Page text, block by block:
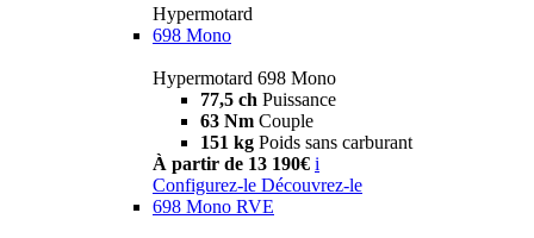
Hypermotard
698 Mono
Hypermotard 698 Mono
77,5 ch Puissance
63 Nm Couple
151 kg Poids sans carburant
À partir de 13 190€ i
Configurez-le Découvrez-le
698 Mono RVE